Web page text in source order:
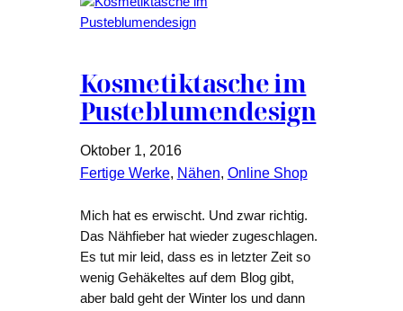
Kosmetiktasche im
Pusteblumendesign
Oktober 1, 2016
Fertige Werke, Nähen, Online Shop
Mich hat es erwischt. Und zwar richtig.
Das Nähfieber hat wieder zugeschlagen.
Es tut mir leid, dass es in letzter Zeit so
wenig Gehäkeltes auf dem Blog gibt,
aber bald geht der Winter los und dann